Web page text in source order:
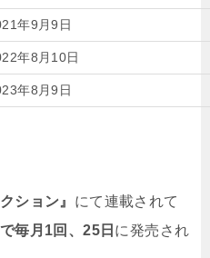
年9月9日
年8月10日
年8月9日
ション』 にて連載されて
毎月1回、25日 に発売され